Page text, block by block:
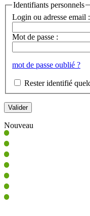
Identifiants personnels
Login ou adresse email :
Mot de passe :
mot de passe oublié ?
Rester identifié
Nouveau